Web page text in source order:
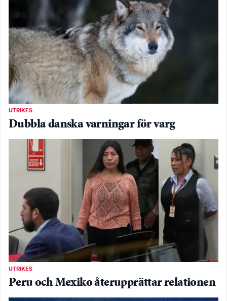
UTRIKES
Dubbla danska varningar för varg
UTRIKES
Peru och Mexiko återupprättar relationen